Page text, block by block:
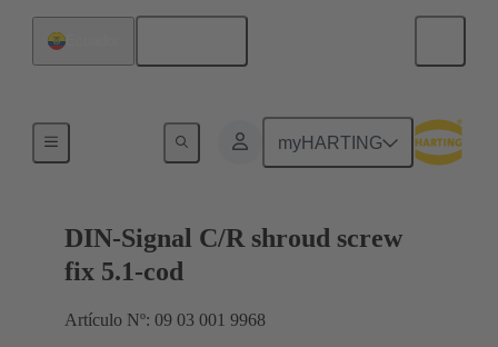
myHARTING
Terminación de placa madre a tarjeta hija
DIN-Signal C/R shroud screw
fix 5.1-cod
Artículo Nº: 09 03 001 9968